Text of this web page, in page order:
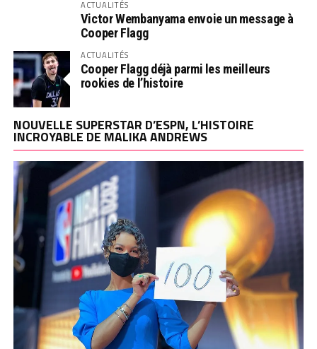
ACTUALITÉS
Victor Wembanyama envoie un message à
Cooper Flagg
ACTUALITÉS
Cooper Flagg déjà parmi les meilleurs
rookies de l’histoire
NOUVELLE SUPERSTAR D’ESPN, L’HISTOIRE
INCROYABLE DE MALIKA ANDREWS